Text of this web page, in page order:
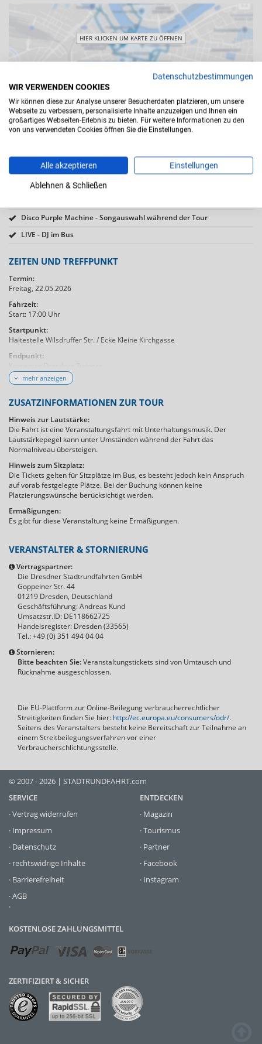
HIER KLICKEN UM KARTE ZU ÖFFNEN
HALTEPUNKTE ÖFFNEN
Haltestellen und Routenführung können verkehrs-, bau- oder
veranstaltungsbedingt variieren. Wir bitten hierfür um Verständnis.
IM TICKET INKLUSIVE
Disco Purple Machine - Songauswahl während der Tour
LIVE - DJ im Bus
ZEITEN UND TREFFPUNKT
Termin:
Freitag, 22.05.2026
Fahrzeit:
Start: 17:00 Uhr
Startpunkt:
Haltestelle Wilsdruffer Str. / Ecke Kleine Kirchgasse
Endpunkt:
Dauer:mehr anzeigen
ZUSATZINFORMATIONEN ZUR TOUR
Hinweis zur Lautstärke:
Die Fahrt ist eine Veranstaltungsfahrt mit Unterhaltungsmusik. Der
Lautstärkepegel kann unter Umständen während der Fahrt das
Normalniveau übersteigen.
Hinweis zum Sitzplatz:
Die Tickets gelten für Sitzplätze im Bus, es besteht jedoch kein Anspruch
auf vorab festgelegte Plätze. Bei der Buchung können keine
Platzierungswünsche berücksichtigt werden.
Ermäßigungen:
Es gibt für diese Veranstaltung keine Ermäßigungen.
VERANSTALTER & STORNIERUNG
Vertragspartner:
Die Dresdner Stadtrundfahrten GmbH
Goppelner Str. 44
01219 Dresden, Deutschland
Geschäftsführung: Andreas Kund
Umsatzstr.ID: DE118662725
Handelsregister: Dresden (33565)
Tel.: +49 (0) 351 494 04 04
Stornieren:
Bitte beachten Sie:Veranstaltungstickets sind von Umtausch und
Rücknahme ausgeschlossen.
Die EU-Plattform zur Online-Beilegung verbraucherrechtlicher
Streitigkeiten finden Sie hier: http://ec.europa.eu/consumers/odr/.
Seitens des Veranstalters besteht keine Bereitschaft zur Teilnahme an
einem Streitbeilegungsverfahren vor einer
Verbraucherschlichtungsstelle.
© 2007 - 2026 | STADTRUNDFAHRT.com
SERVICE
·Vertrag widerrufen
· Impressum
· Datenschutz
· rechtswidrige Inhalte
· Barrierefreiheit
·AGB
·
ENTDECKEN
· Magazin
·Tourismus
· Partner
· Facebook
· Instagram
KOSTENLOSE ZAHLUNGSMITTEL
ZERTIFIZIERT & SICHER
Datenschutzbestimmungen
WIR VERWENDEN COOKIES
Wir können diese zur Analyse unserer Besucherdaten platzieren, um unsere
Webseite zu verbessern, personalisierte Inhalte anzuzeigen und Ihnen ein
großartiges Webseiten-Erlebnis zu bieten. Für weitere Informationen zu den
von uns verwendeten Cookies öffnen Sie die Einstellungen.
Alle akzeptieren Einstellungen
Ablehnen & Schließen